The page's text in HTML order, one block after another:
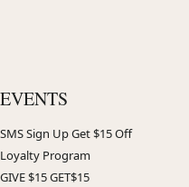
EVENTS
SMS Sign Up Get $15 Off
Loyalty Program
GIVE $15 GET$15